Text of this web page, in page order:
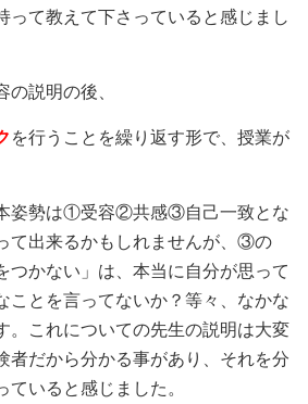
って教えて下さっていると感じまし
説明の後、
を行うことを繰り返す形で、授業が
姿勢は①受容②共感③自己一致とな
出来るかもしれませんが、③の
つかない」は、本当に自分が思って
ことを言ってないか？等々、なかな
。これについての先生の説明は大変
者だから分かる事があり、それを分
いると感じました。